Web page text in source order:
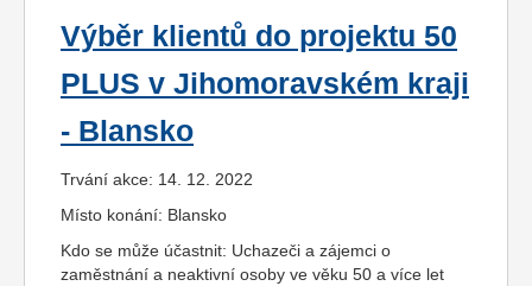
Výběr klientů do projektu 50
PLUS v Jihomoravském kraji
- Blansko
Trvání akce: 14. 12. 2022
Místo konání: Blansko
Kdo se může účastnit: Uchazeči a zájemci o
zaměstnání a neaktivní osoby ve věku 50 a více let